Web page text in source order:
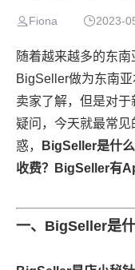
Fiona 2023-